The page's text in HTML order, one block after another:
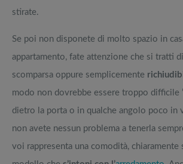
stirate.
Se poi non disponete di molto spazio in
appartamento, fate attenzione che si tratti
scomparsa oppure semplicemente
modo non dovrebbe essere troppo difficile
dietro la porta o in qualche angolo poco in
non avete nessun problema a tenerla
voi rappresenta una comodità, chiaramente